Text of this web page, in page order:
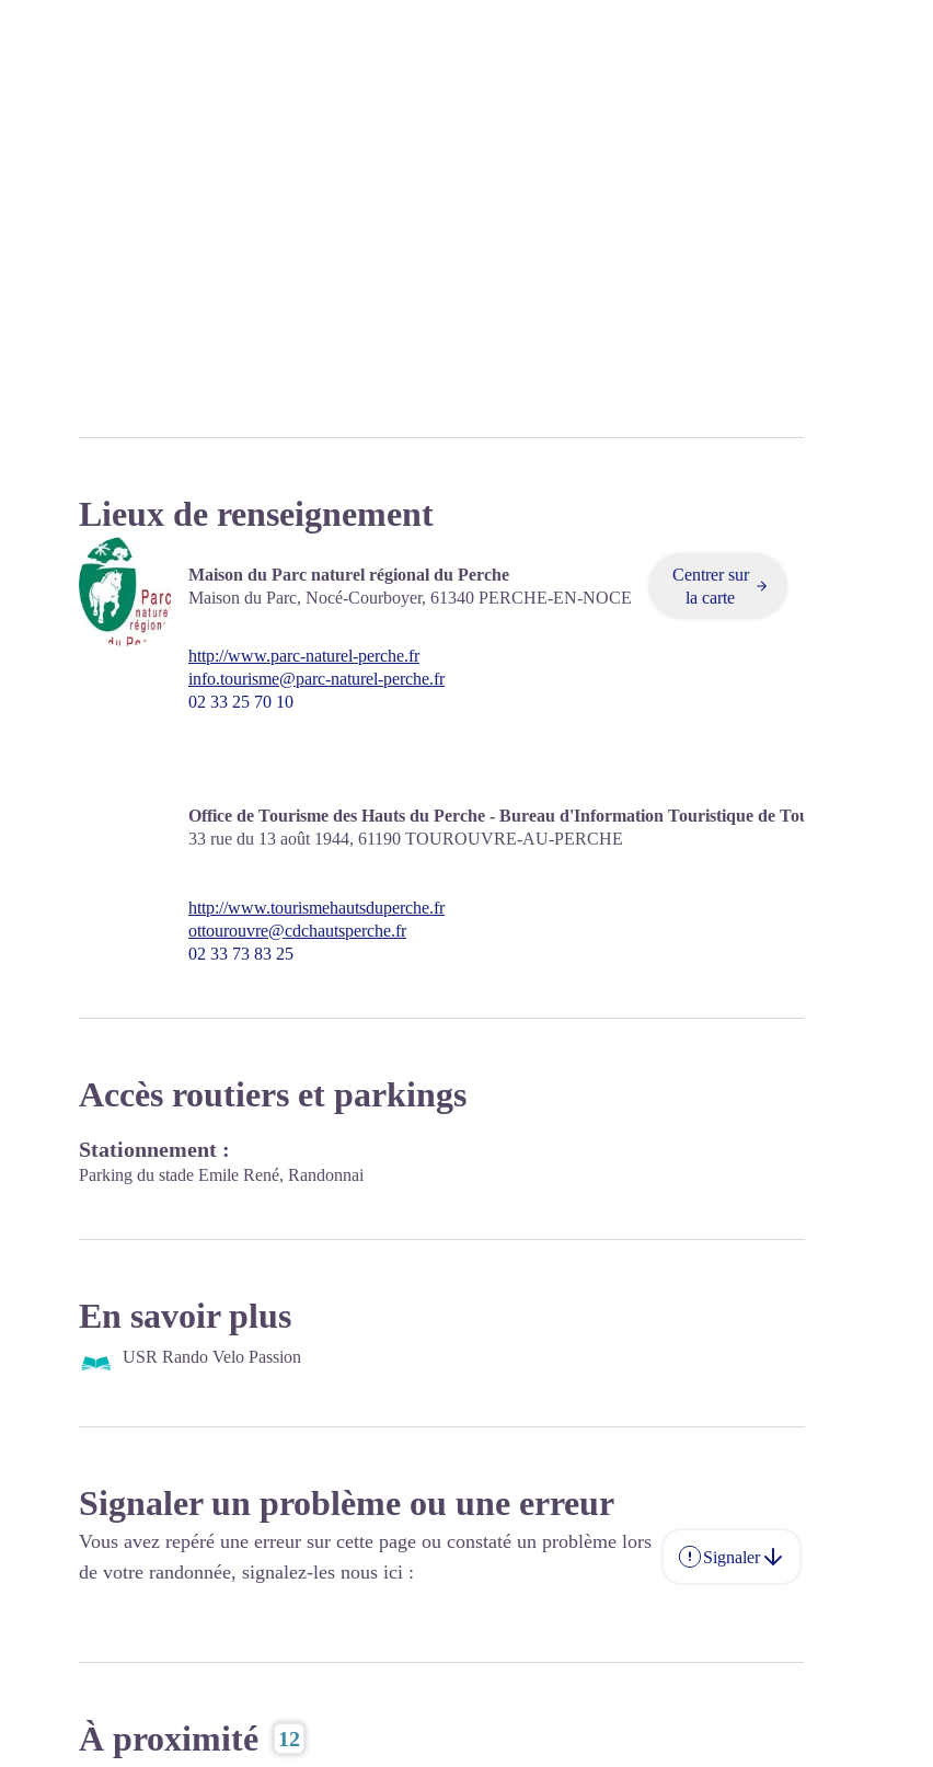
Lieux de renseignement
Maison du Parc naturel régional du Perche
Maison du Parc, Nocé-Courboyer, 61340 PERCHE-EN-NOCE
Centrer sur
la carte
http://www.parc-naturel-perche.fr
info.tourisme@parc-naturel-perche.fr
02 33 25 70 10
Office de Tourisme des Hauts du Perche - Bureau d'Information Touristique de Tourouvre-au-Perche
33 rue du 13 août 1944, 61190 TOUROUVRE-AU-PERCHE
http://www.tourismehautsduperche.fr
ottourouvre@cdchautsperche.fr
02 33 73 83 25
Accès routiers et parkings
Stationnement :
Parking du stade Emile René, Randonnai
En savoir plus
USR Rando Velo Passion
Signaler un problème ou une erreur
Vous avez repéré une erreur sur cette page ou constaté un problème lors
de votre randonnée, signalez-les nous ici :
Signaler
À proximité 12